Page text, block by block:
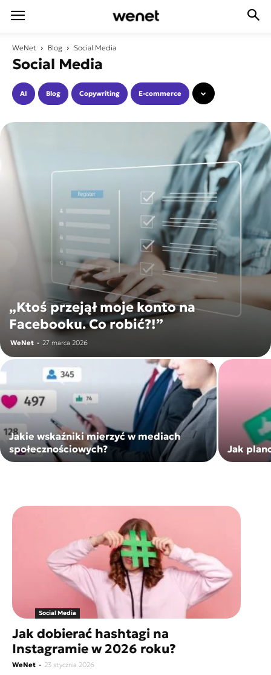
WeNet Blog Social Media
Social Media
AI Blog Copywriting E-commerce
„Ktoś przejął moje konto na
Facebooku. Co robić?!”
WeNet - 27 marca 2026
Jakie wskaźniki mierzyć w mediach
społecznościowych?
Jak
Social Media
Jak dobierać hashtagi na
Instagramie w 2026 roku?
WeNet - 23 stycznia 2026